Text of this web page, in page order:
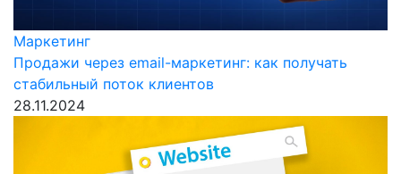
Маркетинг
Продажи через email-маркетинг: как получать
стабильный поток клиентов
28.11.2024